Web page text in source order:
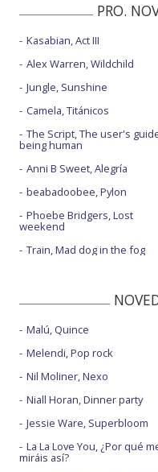
PRO.
Kasabian, Act III
Alex Warren, Wildchild
Jungle, Sunshine
Camela, Titánicos
The Script, The user's
being human
Anni B Sweet, Alegría
beabadoobee, Pylon
Phoebe Bridgers, Lost
weekend
Train, Mad dog in the fog
Malú, Quince
Melendi, Pop rock
Nil Moliner, Nexo
Niall Horan, Dinner party
Jessie Ware, Superbloom
La La Love You, ¿Por qué
miráis así?